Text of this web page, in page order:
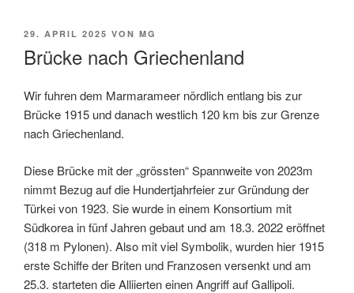
VERÖFFENTLICHT
29. APRIL 2025 VON MG
Brücke nach Griechenland
Wir fuhren dem Marmarameer nördlich entlang bis zur
Brücke 1915 und danach westlich 120 km bis zur Grenze
nach Griechenland.
Diese Brücke mit der „grössten“ Spannweite von 2023m
nimmt Bezug auf die Hundertjahrfeier zur Gründung der
Türkei von 1923. Sie wurde in einem Konsortium mit
Südkorea in fünf Jahren gebaut und am 18.3. 2022 eröffnet
(318 m Pylonen). Also mit viel Symbolik, wurden hier 1915
erste Schiffe der Briten und Franzosen versenkt und am
25.3. starteten die Alliierten einen Angriff auf Gallipoli.